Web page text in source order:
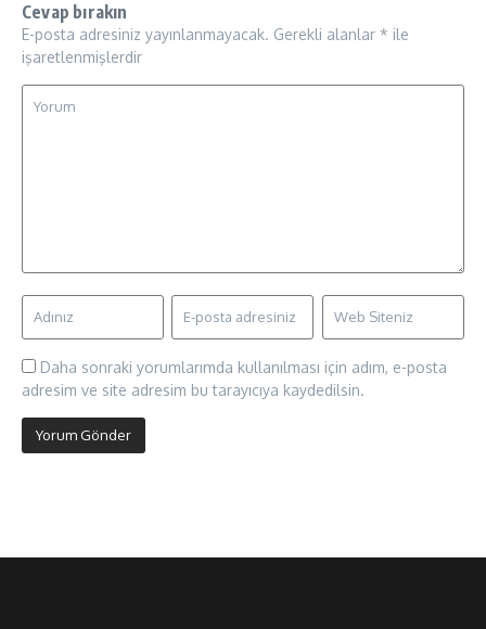
Cevap bırakın
E-posta adresiniz yayınlanmayacak. Gerekli alanlar * ile
işaretlenmişlerdir
Daha sonraki yorumlarımda kullanılması için adım, e-posta
adresim ve site adresim bu tarayıcıya kaydedilsin.